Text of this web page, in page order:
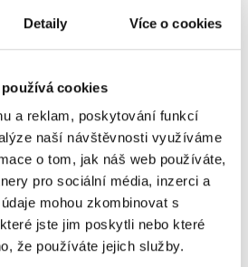
Detaily Více o cookies
cookies
a reklam, poskytování funkcí
naší návštěvnosti využíváme
o tom, jak náš web používáte,
pro sociální média, inzerci a
mohou zkombinovat s
jste jim poskytli nebo které
že používáte jejich služby.
FILTR
nabídkou zásnubních prstenů i
den.